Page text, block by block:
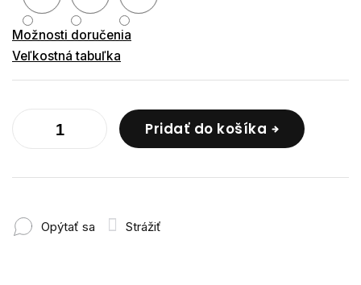
Možnosti doručenia
Veľkostná tabuľka
Pridať do košíka
Opýtať sa Strážiť